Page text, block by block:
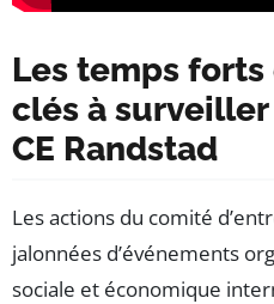
Les temps
clés à
CE Randstad
Les actions du comité
jalonnées d’événements
sociale et économique